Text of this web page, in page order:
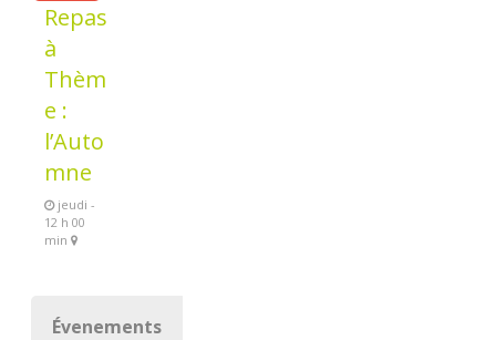
Repas
à
Thèm
e :
l’Auto
mne
jeudi -
12 h 00
min
Évenements